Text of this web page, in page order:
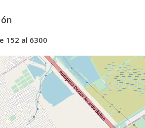
Polo & Resort cuenta con 130 hectáreas
parte de la famosa Estancia Abril
fue especialmente diseñada
naturales del terreno. Todos los
terrenos linderos con los fondos y
total con espacios verde.
vivir en Greenville no solo elige la vida
y servicios de hotel.
Greenville Polo & Resort Buenos Aires
152 al 6300